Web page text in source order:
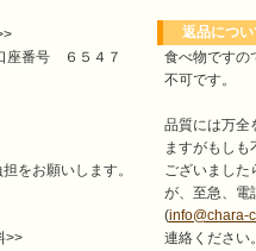
番号 ６５４７
をお願いします。
>>
返品につい
食べ物ですの
不可です。
品質には万全
ますがもしも
ございました
が、至急、電
(info@chara-
連絡ください